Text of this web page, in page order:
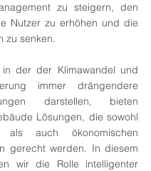
zu steigern, den
Nutzer zu erhöhen und die
zu senken.
der der Klimawandel und
immer drängendere
darstellen, bieten
Lösungen, die sowohl
als auch ökonomischen
gerecht werden. In diesem
wir die Rolle intelligenter